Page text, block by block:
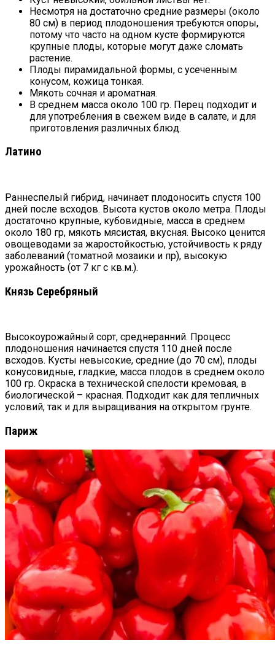
Несмотря на достаточно средние размеры (около
80 см) в период плодоношения требуются опоры,
потому что часто на одном кусте формируются
крупные плоды, которые могут даже сломать
растение.
Плоды пирамидальной формы, с усеченным
конусом, кожица тонкая.
Мякоть сочная и ароматная.
В среднем масса около 100 гр. Перец подходит и
для употребления в свежем виде в салате, и для
приготовления различных блюд.
Латино
Раннеспелый гибрид, начинает плодоносить спустя 100
дней после всходов. Высота кустов около метра. Плоды
достаточно крупные, кубовидные, масса в среднем
около 180 гр, мякоть мясистая, вкусная. Высоко ценится
овощеводами за жаростойкостью, устойчивость к ряду
заболеваний (томатной мозаики и пр), высокую
урожайность (от 7 кг с кв.м.).
Князь Серебряный
Высокоурожайный сорт, среднеранний. Процесс
плодоношения начинается спустя 110 дней после
всходов. Кусты невысокие, средние (до 70 см), плоды
конусовидные, гладкие, масса плодов в среднем около
100 гр. Окраска в технической спелости кремовая, в
биологической – красная. Подходит как для тепличных
условий, так и для выращивания на открытом грунте.
Париж